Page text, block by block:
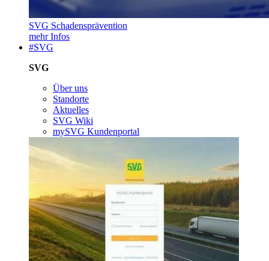
SVG Schadensprävention
mehr Infos
#SVG
SVG
Über uns
Standorte
Aktuelles
SVG Wiki
mySVG Kundenportal